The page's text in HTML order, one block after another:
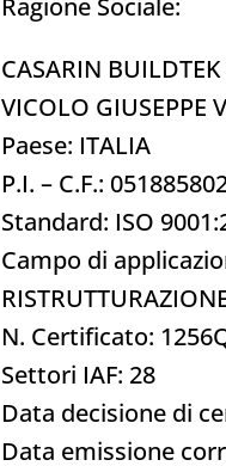
CASARIN BUILDTEK
VICOLO GIUSEPPE
Paese: ITALIA
P.I. – C.F.:
Standard: ISO
Campo di
N. Certificato:
Settori IAF: 28
Data decisione di
Data emissione